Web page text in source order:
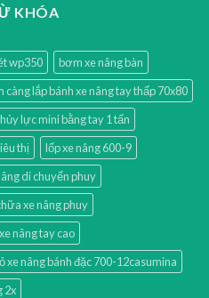
KHÓA
wp350
bơm xe nâng bàn
càng lắp bánh xe nâng tay thấp 70x80
lực mini bằng tay 1 tấn
thị
lốp xe nâng 600-9
di chuyển phuy
xe nâng phuy
nâng tay cao
xe nâng bánh đặc 700-12casumina
2x